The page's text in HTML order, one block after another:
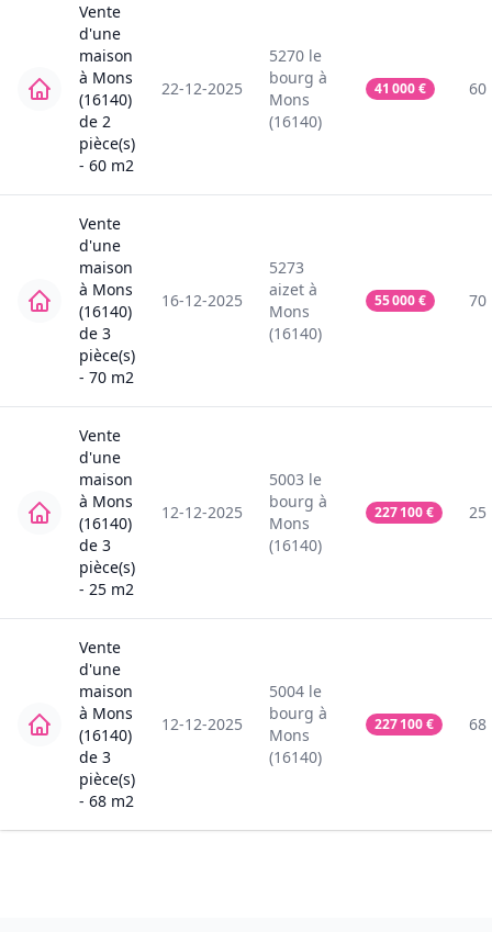
Vente
d'une
maison
à Mons
(16140)
de 2
pièce(s)
- 60 m2
22-12-2025
5270 le
bourg à
Mons
(16140)
41 000€ 60
Vente
d'une
maison
à Mons
(16140)
de 3
pièce(s)
- 70 m2
16-12-2025
5273
aizet à
Mons
(16140)
55 000€ 70
Vente
d'une
maison
à Mons
(16140)
de 3
pièce(s)
- 25 m2
12-12-2025
5003 le
bourg à
Mons
(16140)
227 100€ 25
Vente
d'une
maison
à Mons
(16140)
de 3
pièce(s)
- 68 m2
12-12-2025
5004 le
bourg à
Mons
(16140)
227 100€ 68